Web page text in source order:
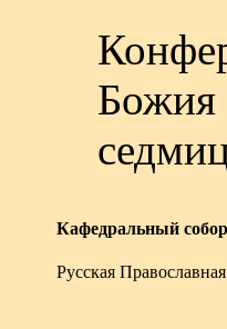
Божия
Кафедральный
Русская